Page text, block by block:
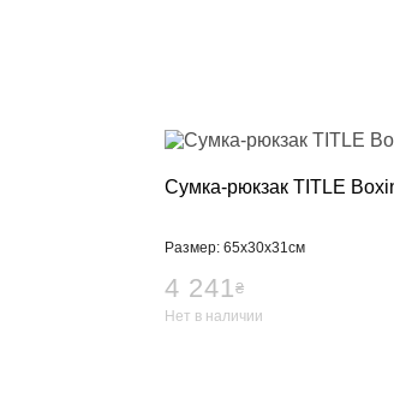
Сумка-рюкзак TITLE
Размер: 65х30х31см
4 241₴
Нет в наличии